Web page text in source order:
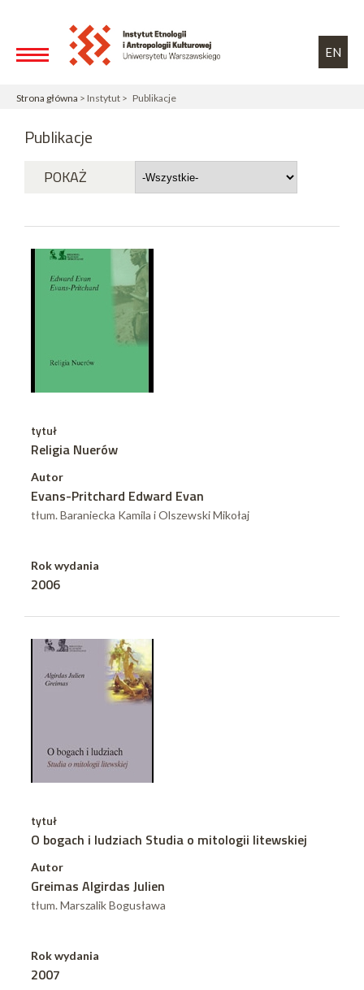
EN
Strona główna > Instytut > Publikacje
Publikacje
POKAŻ
tytuł
Religia Nuerów
Autor
Evans-Pritchard Edward Evan
tłum. Baraniecka Kamila i Olszewski Mikołaj
Rok wydania
2006
tytuł
O bogach i ludziach Studia o mitologii litewskiej
Autor
Greimas Algirdas Julien
tłum. Marszalik Bogusława
Rok wydania
2007